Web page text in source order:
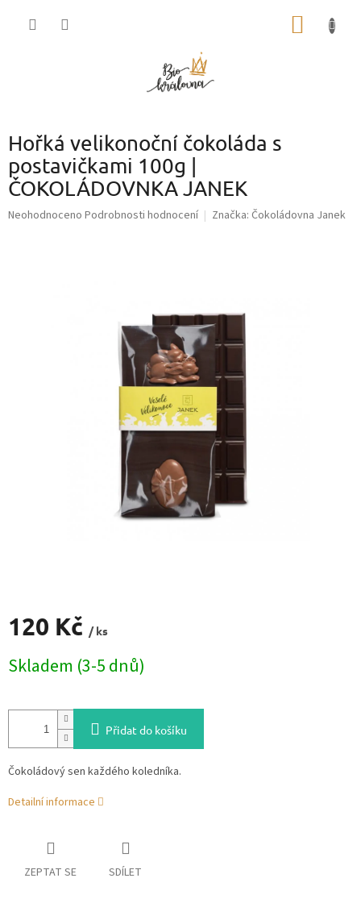
Hořká velikonoční čokoláda s
postavičkami 100g |
ČOKOLÁDOVNKA JANEK
Průměrné
Neohodnoceno Podrobnosti hodnocení Značka: Čokoládovna Janek
120 Kč / ks
cena:
Skladem (3-5 dnů)
Přidat do košíku
Čokoládový sen každého koledníka.
Detailní informace
ZEPTAT SE SDÍLET